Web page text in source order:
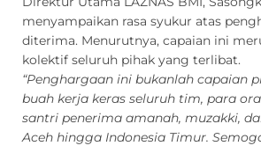
menyampaikan rasa syukur atas
diterima. Menurutnya, capaian ini
kolektif seluruh pihak yang terlibat.
“Penghargaan ini bukanlah capaian
buah kerja keras seluruh tim, para
santri penerima amanah, muzakki,
Aceh hingga Indonesia Timur.